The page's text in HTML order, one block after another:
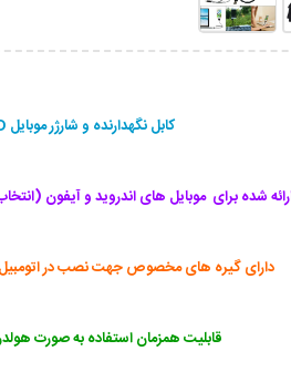
کابل نگهدارنده و شارژر موبایل HAND
شده برای موبایل های اندروید و آیفون
دارای گیره های مخصوص جهت نصب در
قابلیت همزمان استفاده به صورت